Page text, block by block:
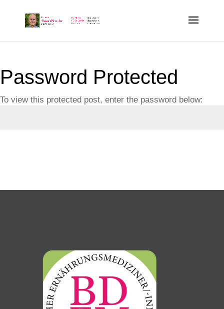
Pass­word Protected
To view this pro­tec­ted post, enter the pass­word below: